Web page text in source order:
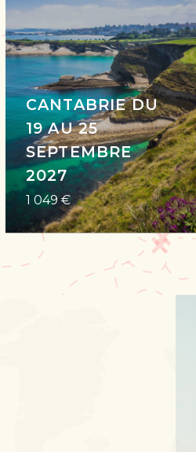
CANTABRIE DU
19 AU 25
SEPTEMBRE
2027
1 049 €